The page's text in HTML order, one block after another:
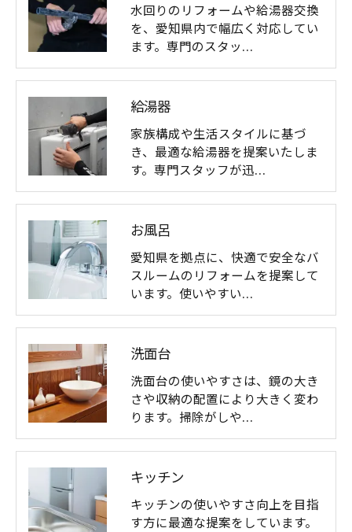
水回りのリフォームや給湯器交換
を、愛知県内で幅広く対応してい
ます。専門のスタッ…
給湯器
家族構成や生活スタイルに基づ
き、最適な給湯器を提案いたしま
す。専門スタッフが迅…
お風呂
愛知県を拠点に、快適で安全なバ
スルームのリフォームを提案して
います。使いやすい…
洗面台
洗面台の使いやすさは、鏡の大き
さや収納の配置により大きく変わ
ります。掃除がしや…
キッチン
キッチンの使いやすさ向上を目指
す方に最適な提案をしています。